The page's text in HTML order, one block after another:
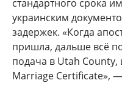
стандартного срока
украинским
задержек. «Когда
пришла, дальше всё
подача в Utah
Marriage Certificate»,